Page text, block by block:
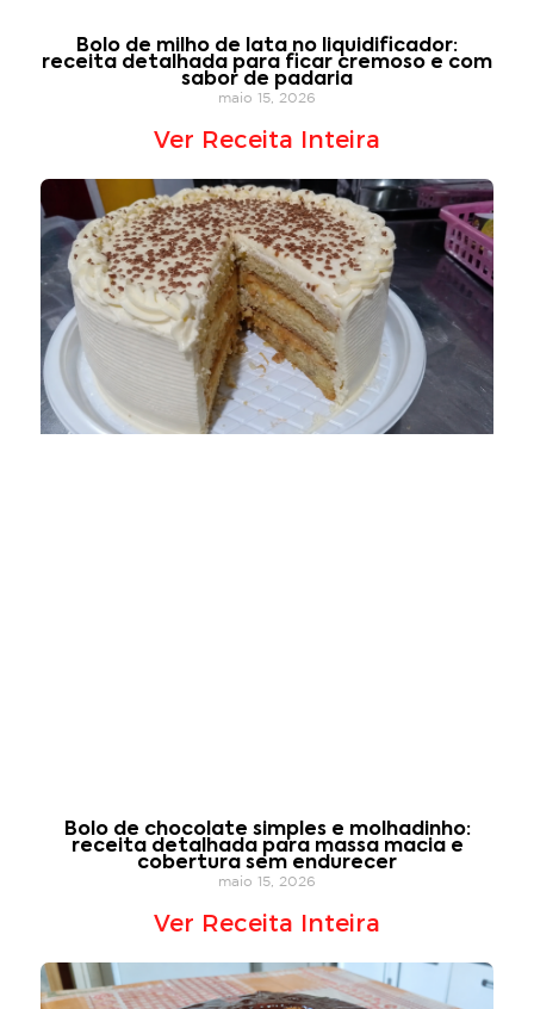
Bolo de milho de lata no liquidificador:
receita detalhada para ficar cremoso e com
sabor de padaria
maio 15, 2026
Ver Receita Inteira
Bolo de chocolate simples e molhadinho:
receita detalhada para massa macia e
cobertura sem endurecer
maio 15, 2026
Ver Receita Inteira